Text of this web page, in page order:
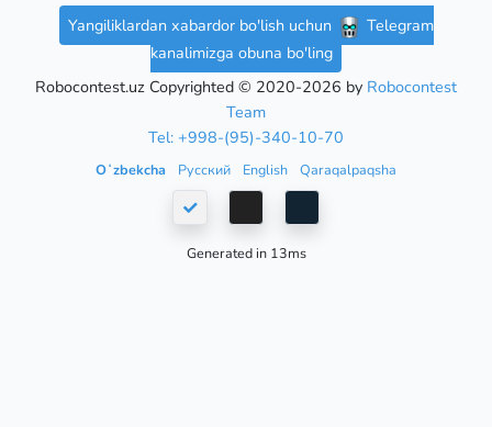
Yangiliklardan xabardor bo'lish uchun
Telegram
kanalimizga obuna bo'ling
Robocontest.uz Copyrighted © 2020-2026 by Robocontest
Team
Tel: +998-(95)-340-10-70
Oʻzbekcha Русский English Qaraqalpaqsha
Generated in 13ms